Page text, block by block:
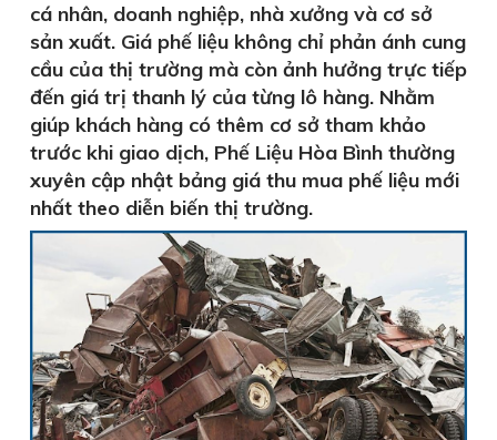
cá nhân, doanh nghiệp, nhà xưởng và cơ sở
sản xuất. Giá phế liệu không chỉ phản ánh cung
cầu của thị trường mà còn ảnh hưởng trực tiếp
đến giá trị thanh lý của từng lô hàng. Nhằm
giúp khách hàng có thêm cơ sở tham khảo
trước khi giao dịch, Phế Liệu Hòa Bình thường
xuyên cập nhật bảng giá thu mua phế liệu mới
nhất theo diễn biến thị trường.